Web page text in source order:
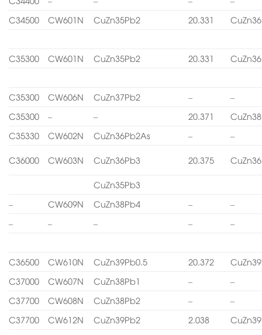
C34500
CW601N CuZn35Pb2 20.331
C35300 CW601N CuZn35Pb2 20.331
C35300 CW606N CuZn37Pb2 –
–
C35300
– – 20.371
C35330
CW602N CuZn36Pb2As – –
C36000 CW603N CuZn36Pb3 20.375
CuZn35Pb3
–
CW609N CuZn38Pb4 –
–
–
– – – –
C36500 CW610N CuZn39Pb0.5 20.372
C37000
CW607N CuZn38Pb1 –
–
C37700
CW608N CuZn38Pb2 –
–
C37700
CW612N CuZn39Pb2 2.038